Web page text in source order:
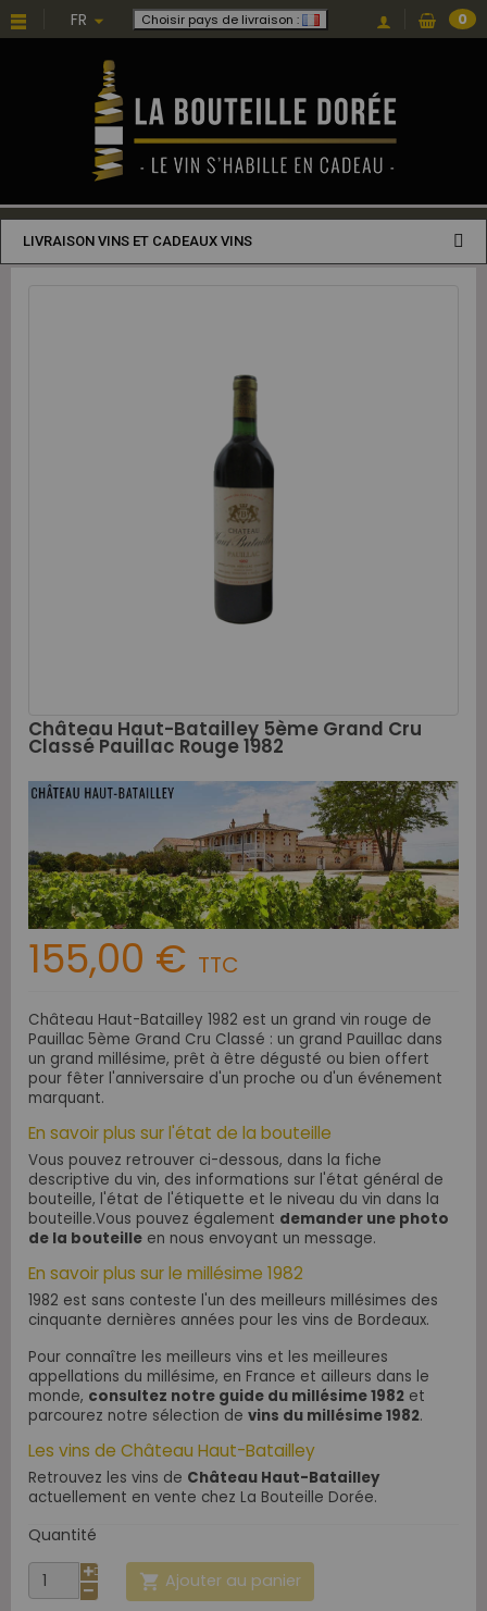
FR Choisir pays de livraison : 0
LIVRAISON VINS ET CADEAUX VINS
Château Haut-Batailley 5ème Grand Cru
Classé Pauillac Rouge 1982
155,00 € TTC
Château Haut-Batailley 1982 est un grand vin rouge de
Pauillac 5ème Grand Cru Classé : un grand Pauillac dans
un grand millésime, prêt à être dégusté ou bien offert
pour fêter l'anniversaire d'un proche ou d'un événement
marquant.
En savoir plus sur l'état de la bouteille
Vous pouvez retrouver ci-dessous, dans la fiche
descriptive du vin, des informations sur l'état général de
bouteille, l'état de l'étiquette et le niveau du vin dans la
bouteille.Vous pouvez également demander une photo
de la bouteille en nous envoyant un message.
En savoir plus sur le millésime 1982
1982 est sans conteste l'un des meilleurs millésimes des
cinquante dernières années pour les vins de Bordeaux.
Pour connaître les meilleurs vins et les meilleures
appellations du millésime, en France et ailleurs dans le
monde, consultez notre guide du millésime 1982 et
parcourez notre sélection de vins du millésime 1982.
Les vins de Château Haut-Batailley
Retrouvez les vins de Château Haut-Batailley
actuellement en vente chez La Bouteille Dorée.
Quantité
 Ajouter au panier